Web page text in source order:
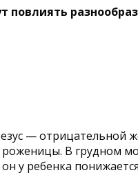
повлиять
—
В грудном
у ребенка